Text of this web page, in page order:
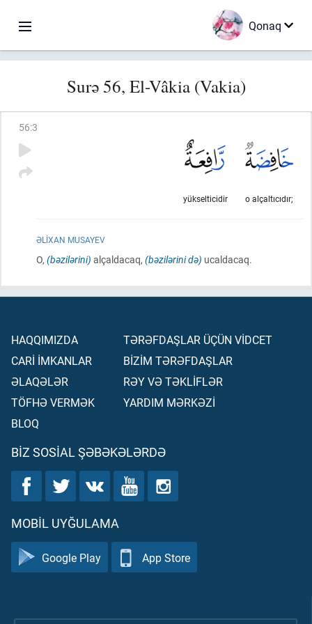
Qonaq
Surə 56, El-Vâkia (Vakia)
56:3
o alçaltıcıdır;
yükselticidir
ƏLIXAN MUSAYEV
O, (bəzilərini) alçaldacaq, (bəzilərini də) ucaldacaq.
HAQQIMIZDA
CARİ İMKANLAR
ƏLAQƏLƏR
TÖFHƏ VERMƏK
BLOQ
TƏRƏFDAŞLAR ÜÇÜN VİDCET
BİZİM TƏRƏFDAŞLAR
RƏY VƏ TƏKLİFLƏR
YARDIM MƏRKƏZİ
BIZ SOSIAL ŞƏBƏKƏLƏRDƏ
MOBIL UYĞULAMA
Google Play App Store